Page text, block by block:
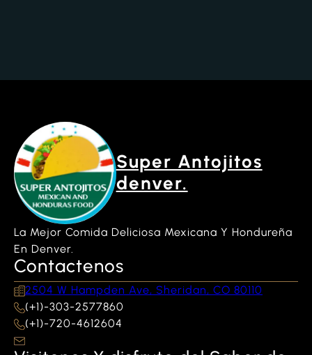
Super Antojitos
denver.
La Mejor Comida Deliciosa Mexicana Y Hondureña
En Denver.
Contactenos
2504 W Hampden Ave, Sheridan, CO 80110
(+1)-303-2577860
(+1)-720-4612604